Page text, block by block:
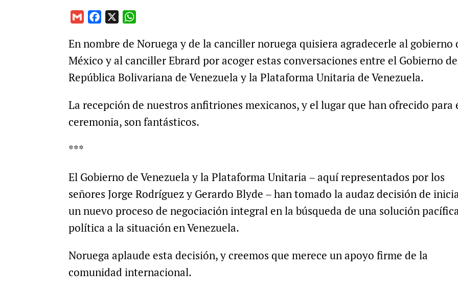
G
a
i
c
e
o
k
a
t
A
p
En nombre de Noruega y de la canciller noruega quisiera agradecerle al gobierno
México y al canciller Ebrard por acoger estas conversaciones entre el Gobierno
República Bolivariana de Venezuela y la Plataforma Unitaria de Venezuela.
La recepción de nuestros anfitriones mexicanos, y el lugar que han ofrecido para
ceremonia, son fantásticos.
***
El Gobierno de Venezuela y la Plataforma Unitaria – aquí representados por los
señores Jorge Rodríguez y Gerardo Blyde – han tomado la audaz decisión de
un nuevo proceso de negociación integral en la búsqueda de una solución
política a la situación en Venezuela.
Noruega aplaude esta decisión, y creemos que merece un apoyo firme de la
comunidad internacional.